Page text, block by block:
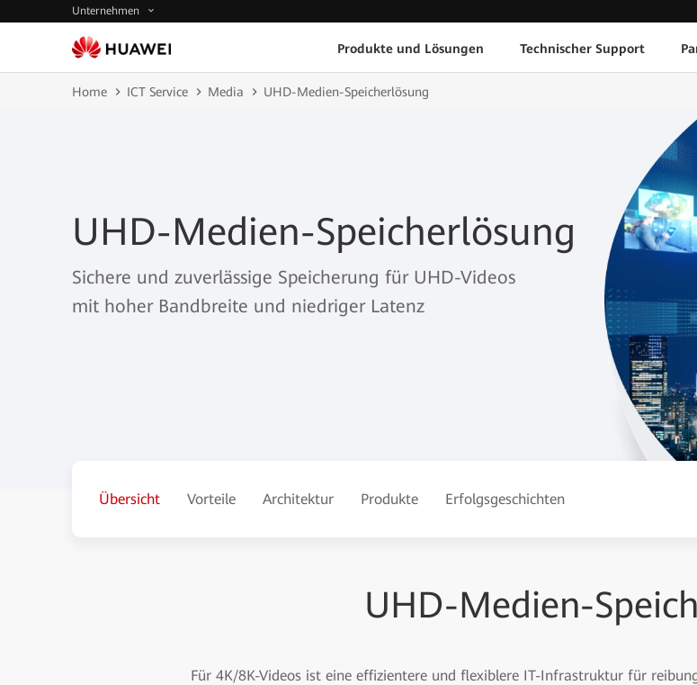
Unternehmen
Produkte und Lösungen Technischer Support
Home ICT Service Media UHD-Medien-Speicherlösung
UHD-Medien-Speicherlösung
Sichere und zuverlässige Speicherung für UHD-Videos
mit hoher Bandbreite und niedriger Latenz
Übersicht Vorteile Architektur Produkte Erfolgsgeschichten
UHD-Medien-
Für 4K/8K-Videos ist eine effizientere und flexiblere IT-Infrastruktur für